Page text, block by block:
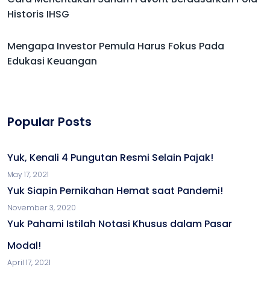
Historis IHSG
Mengapa Investor Pemula Harus Fokus Pada
Edukasi Keuangan
Popular Posts
Yuk, Kenali 4 Pungutan Resmi Selain Pajak!
May 17, 2021
Yuk Siapin Pernikahan Hemat saat Pandemi!
November 3, 2020
Yuk Pahami Istilah Notasi Khusus dalam Pasar
Modal!
April 17, 2021